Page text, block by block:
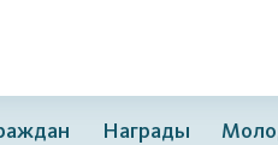
Награды